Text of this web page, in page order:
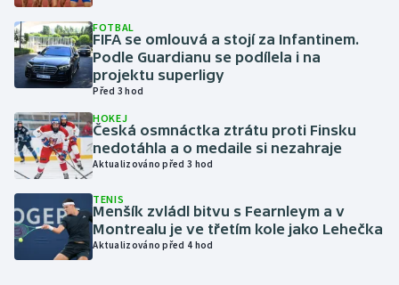
Moderní pětiboj
Motorsport
Olympijské hry
Parasport
Plavání
Plážový volejbal
FOTBAL
FIFA se omlouvá a stojí za Infantinem.
Podle Guardianu se podílela i na
projektu superligy
Před 3 hod
HOKEJ
Česká osmnáctka ztrátu proti Finsku
nedotáhla a o medaile si nezahraje
Aktualizováno před 3 hod
TENIS
Menšík zvládl bitvu s Fearnleym a v
Montrealu je ve třetím kole jako Lehečka
Aktualizováno před 4 hod